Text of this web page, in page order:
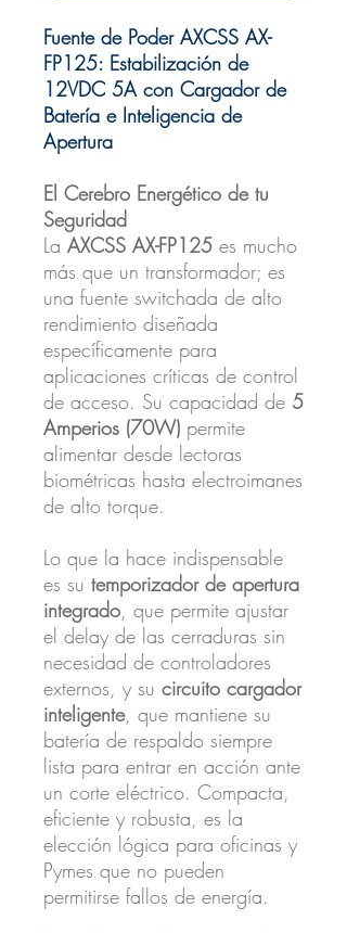
Fuente de Poder AXCSS AX-
FP125: Estabilización de
12VDC 5A con Cargador de
Batería e Inteligencia de
Apertura
El Cerebro Energético de tu
Seguridad
La AXCSS AX-FP125 es mucho
más que un transformador; es
una fuente switchada de alto
rendimiento diseñada
específicamente para
aplicaciones críticas de control
de acceso. Su capacidad de 5
Amperios (70W) permite
alimentar desde lectoras
biométricas hasta electroimanes
de alto torque.
Lo que la hace indispensable
es su temporizador de apertura
integrado, que permite ajustar
el delay de las cerraduras sin
necesidad de controladores
externos, y su circuito cargador
inteligente, que mantiene su
batería de respaldo siempre
lista para entrar en acción ante
un corte eléctrico. Compacta,
eficiente y robusta, es la
elección lógica para oficinas y
Pymes que no pueden
permitirse fallos de energía.